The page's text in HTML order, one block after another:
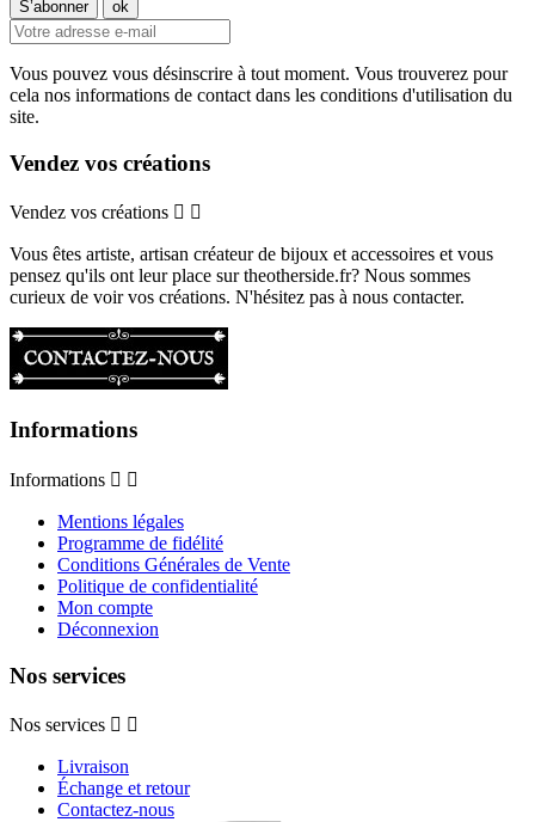
Vous pouvez vous désinscrire à tout moment. Vous trouverez pour
cela nos informations de contact dans les conditions d'utilisation du
site.
Vendez vos créations
Vendez vos créations  
Vous êtes artiste, artisan créateur de bijoux et accessoires et vous
pensez qu'ils ont leur place sur theotherside.fr? Nous sommes
curieux de voir vos créations. N'hésitez pas à nous contacter.
Informations
Informations  
Mentions légales
Programme de fidélité
Conditions Générales de Vente
Politique de confidentialité
Mon compte
Déconnexion
Nos services
Nos services  
Livraison
Échange et retour
Contactez-nous